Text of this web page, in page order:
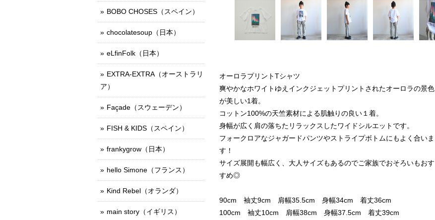
オーロラプリントTシャツ
爽やかなホワイトゆえインクジェットプリントされたオーロラの景色
が美しい1着。
コットン100%の天竺素材による肌触りの良い１着。
身幅が広く肩の落ちたリラックスしたワイドシルエットです。
フォークロアなジャガードパンツやストライプボトムにもよく合いま
す！
サイズ展開も幅広く、大人サイズもあるのでご家族でおそろいもおす
すめ◎
90cm 袖丈9cm 肩幅35.5cm 身幅34cm 着丈36cm
100cm 袖丈10cm 肩幅38cm 身幅37.5cm 着丈39cm
BOBO CHOSES（スペイン）
chocolatesoup（日本）
eLfinFolk（日本）
EXTRA-EXTRA（オーストラリ
ア）
Façade（スウェーデン）
FISH & KIDS（スペイン）
frankygrow（日本）
hello Simone（フランス）
Kind Rebel（オランダ）
main story（イギリス）